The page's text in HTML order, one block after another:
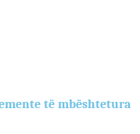
të mbështetura